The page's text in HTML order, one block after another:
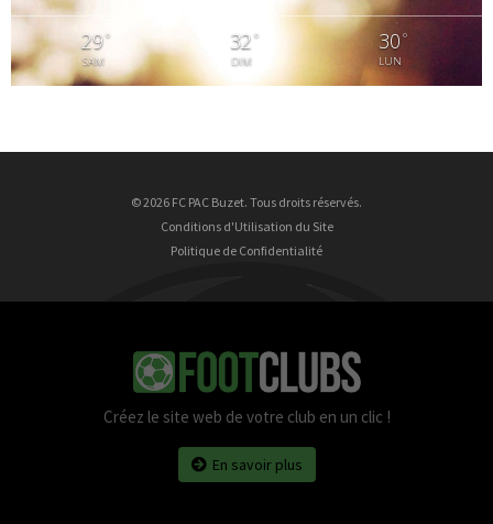
29°
SAM
32 °
DIM
30 °
LUN
© 2026 FC PAC Buzet. Tous droits réservés.
Conditions d'Utilisation du Site
Politique de Confidentialité
Créez le site web de votre club en un clic !
En savoir plus